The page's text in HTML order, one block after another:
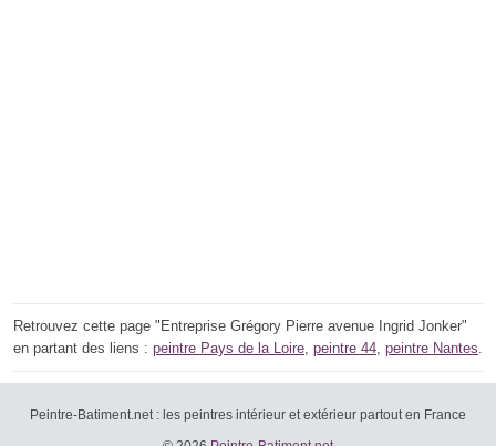
Retrouvez cette page "Entreprise Grégory Pierre avenue Ingrid Jonker"
en partant des liens : peintre Pays de la Loire, peintre 44, peintre Nantes.
Peintre-Batiment.net : les peintres intérieur et extérieur partout en France